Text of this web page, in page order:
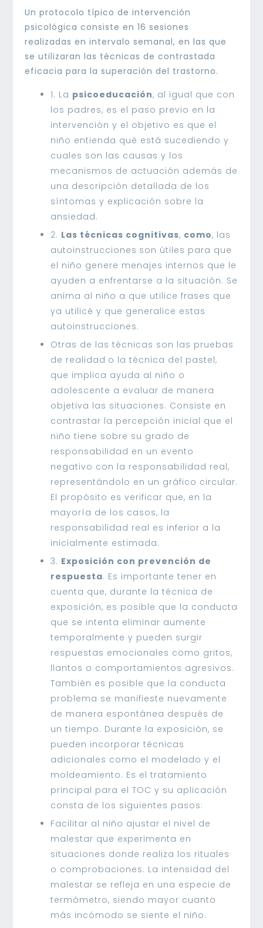
Un protocolo típico de intervención
psicológica consiste en 16 sesiones
realizadas en intervalo semanal, en las que
se utilizaran las técnicas de contrastada
eficacia para la superación del trastorno.
1. La psicoeducación, al igual que con
los padres, es el paso previo en la
intervención y el objetivo es que el
niño entienda qué está sucediendo y
cuales son las causas y los
mecanismos de actuación además de
una descripción detallada de los
síntomas y explicación sobre la
ansiedad.
2. Las técnicas cognitivas, como, las
autoinstrucciones son útiles para que
el niño genere menajes internos que le
ayuden a enfrentarse a la situación. Se
anima al niño a que utilice frases que
ya utilicé y que generalice estas
autoinstrucciones.
Otras de las técnicas son las pruebas
de realidad o la técnica del pastel,
que implica ayuda al niño o
adolescente a evaluar de manera
objetiva las situaciones. Consiste en
contrastar la percepción inicial que el
niño tiene sobre su grado de
responsabilidad en un evento
negativo con la responsabilidad real,
representándolo en un gráfico circular.
El propósito es verificar que, en la
mayoría de los casos, la
responsabilidad real es inferior a la
inicialmente estimada.
3. Exposición con prevención de
respuesta. Es importante tener en
cuenta que, durante la técnica de
exposición, es posible que la conducta
que se intenta eliminar aumente
temporalmente y pueden surgir
respuestas emocionales como gritos,
llantos o comportamientos agresivos.
También es posible que la conducta
problema se manifieste nuevamente
de manera espontánea después de
un tiempo. Durante la exposición, se
pueden incorporar técnicas
adicionales como el modelado y el
moldeamiento. Es el tratamiento
principal para el TOC y su aplicación
consta de los siguientes pasos:
Facilitar al niño ajustar el nivel de
malestar que experimenta en
situaciones donde realiza los rituales
o comprobaciones. La intensidad del
malestar se refleja en una especie de
termómetro, siendo mayor cuanto
más incómodo se siente el niño.